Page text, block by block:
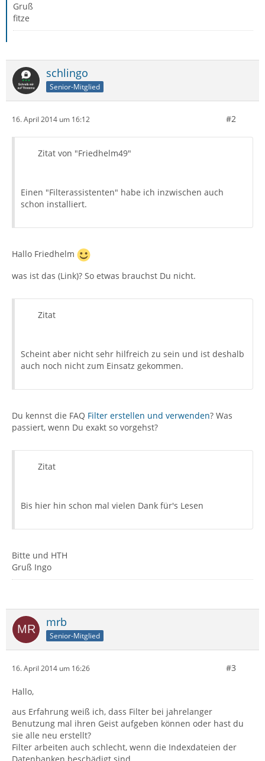
Gruß
fitze
schlingo
Senior-Mitglied
16. April 2014 um 16:12 #2
Zitat von "Friedhelm49"
Einen "Filterassistenten" habe ich inzwischen auch
schon installiert.
Hallo Friedhelm
was ist das (Link)? So etwas brauchst Du nicht.
Zitat
Scheint aber nicht sehr hilfreich zu sein und ist deshalb
auch noch nicht zum Einsatz gekommen.
Du kennst die FAQ Filter erstellen und verwenden? Was
passiert, wenn Du exakt so vorgehst?
Zitat
Bis hier hin schon mal vielen Dank für's Lesen
Bitte und HTH
Gruß Ingo
mrb
Senior-Mitglied
16. April 2014 um 16:26 #3
Hallo,
aus Erfahrung weiß ich, dass Filter bei jahrelanger
Benutzung mal ihren Geist aufgeben können oder hast du
sie alle neu erstellt?
Filter arbeiten auch schlecht, wenn die Indexdateien der